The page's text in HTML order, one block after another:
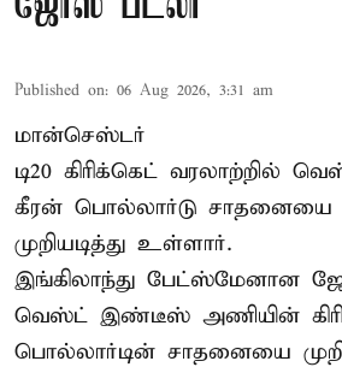
Published on: 06 Aug 2026, 3:31 am
மான்செஸ்டர்
டி20 கிரிக்கெட் வரலாற்றில்
கீரன் பொல்லார்டு
முறியடித்து உள்ளார்.
இங்கிலாந்து பேட்ஸ்மேனான
வெஸ்ட் இண்டீஸ் அணியின்
பொல்லார்டின் சாதனையை